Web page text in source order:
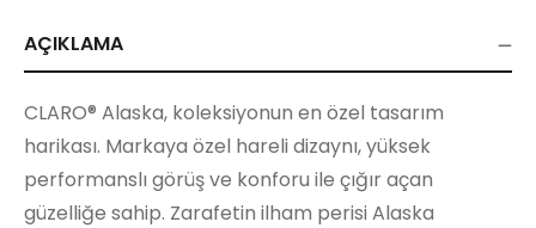
AÇIKLAMA
CLARO® Alaska, koleksiyonun en özel tasarım
harikası. Markaya özel hareli dizaynı, yüksek
performanslı görüş ve konforu ile çığır açan
güzelliğe sahip. Zarafetin ilham perisi Alaska